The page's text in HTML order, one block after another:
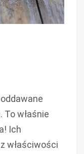
właśnie
Ich
właściwości